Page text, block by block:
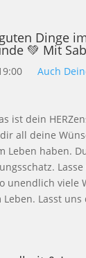
Dinge
💚 Mit
Auch
ist dein
all deine
Leben haben.
unendlich viele
Lasst